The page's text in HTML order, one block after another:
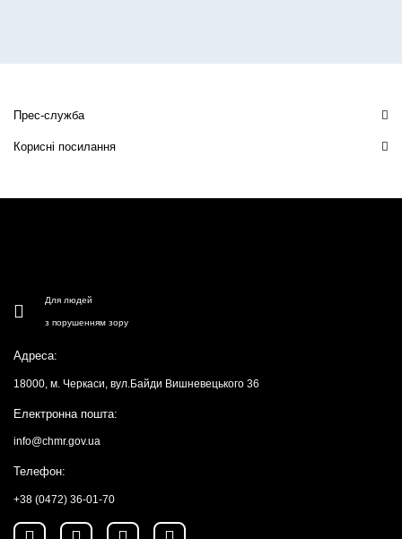
Прес-служба
Корисні посилання
Для людей
з порушенням зору
Адреса:
18000, м. Черкаси, вул.Байди Вишневецького 36
Електронна пошта:
info@chmr.gov.ua
Телефон:
+38 (0472) 36-01-70